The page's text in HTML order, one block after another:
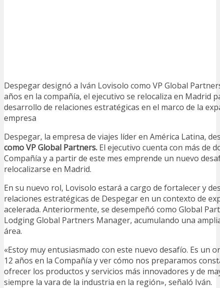
Despegar designó a Iván Lovisolo como VP Global
años en la compañía, el ejecutivo se relocaliza en Madrid
desarrollo de relaciones estratégicas en el marco de la
empresa
Despegar, la empresa de viajes líder en América Latina,
como VP Global Partners. El ejecutivo cuenta con más de
Compañía y a partir de este mes emprende un nuevo
relocalizarse en Madrid.
En su nuevo rol, Lovisolo estará a cargo de fortalecer y
relaciones estratégicas de Despegar en un contexto de
acelerada. Anteriormente, se desempeñó como Global
Lodging Global Partners Manager, acumulando una
área.
«Estoy muy entusiasmado con este nuevo desafío. Es un
12 años en la Compañía y ver cómo nos preparamos
ofrecer los productos y servicios más innovadores y de
siempre la vara de la industria en la región», señaló Iván.